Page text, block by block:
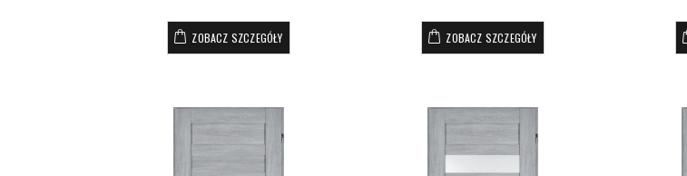
ZOBACZ SZCZEGÓŁY ZOBACZ SZCZEGÓŁY